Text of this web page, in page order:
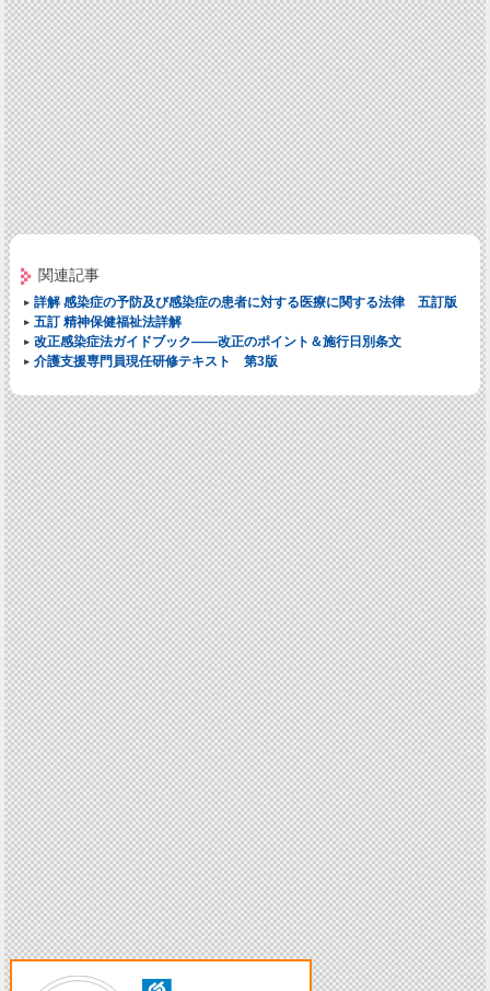
関連記事
詳解 感染症の予防及び感染症の患者に対する医療に関する法律 五訂版
五訂 精神保健福祉法詳解
改正感染症法ガイドブック――改正のポイント＆施行日別条文
介護支援専門員現任研修テキスト 第3版